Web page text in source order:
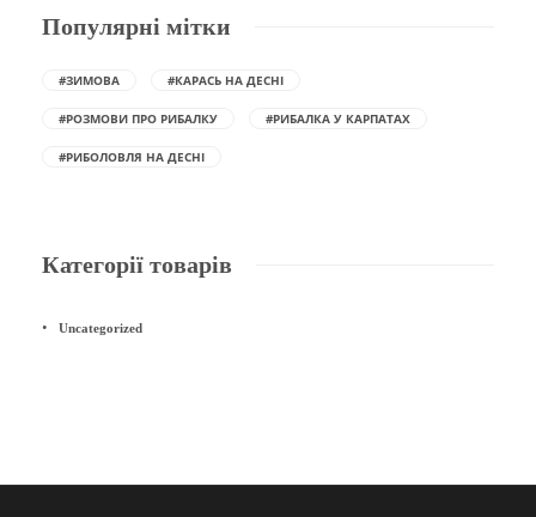
Популярні мітки
#ЗИМОВА #КАРАСЬ НА ДЕСНІ
#РОЗМОВИ ПРО РИБАЛКУ #РИБАЛКА У КАРПАТАХ
#РИБОЛОВЛЯ НА ДЕСНІ
Категорії товарів
Uncategorized